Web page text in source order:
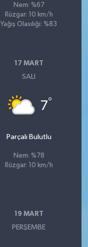
Nem: %67
Rüzgar: 10 km/h
Yağış Olasılığı: %83
17 MART
SALI
7°
Parçalı Bulutlu
Nem: %78
Rüzgar: 10 km/h
19 MART
PERŞEMBE